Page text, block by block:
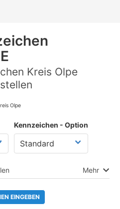
Kreis Olpe
Olpe
Kennzeichen - Option
Mehr
EINGEBEN